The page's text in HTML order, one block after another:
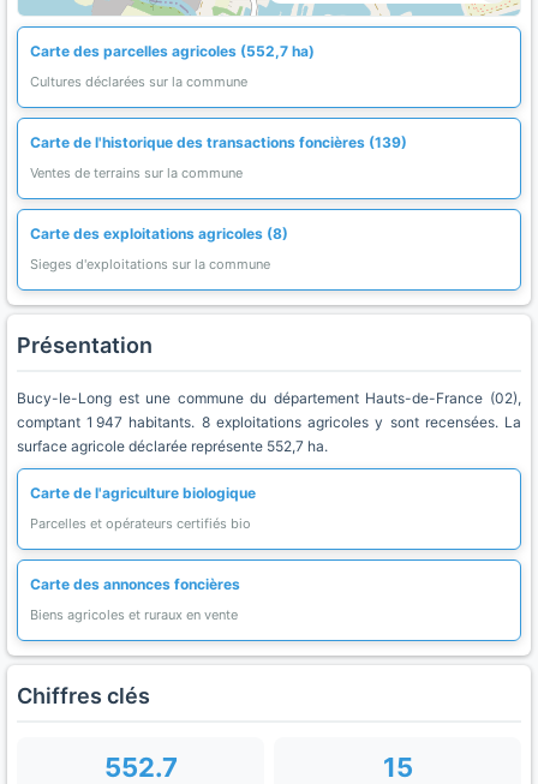
Carte des parcelles agricoles (552,7 ha)
Cultures déclarées sur la commune
Carte de l'historique des transactions foncières (139)
Ventes de terrains sur la commune
Carte des exploitations agricoles (8)
Sieges d'exploitations sur la commune
Présentation
Bucy-le-Long est une commune du département Hauts-de-France (02),
comptant 1 947 habitants. 8 exploitations agricoles y sont recensées. La
surface agricole déclarée représente 552,7 ha.
Carte de l'agriculture biologique
Parcelles et opérateurs certifiés bio
Carte des annonces foncières
Biens agricoles et ruraux en vente
Chiffres clés
552.7 15